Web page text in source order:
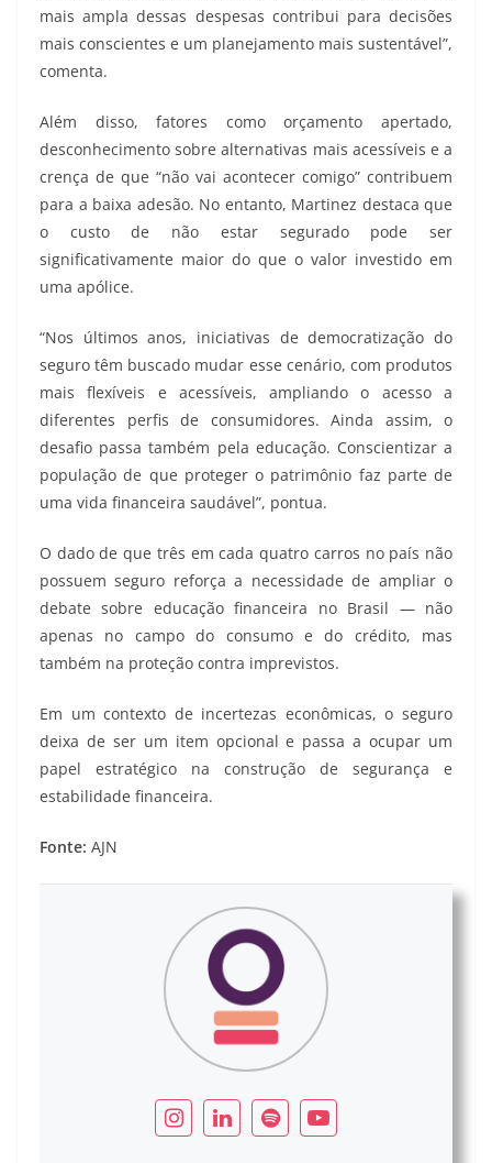
mais ampla dessas despesas contribui para decisões
mais conscientes e um planejamento mais sustentável”,
comenta.
Além disso, fatores como orçamento apertado,
desconhecimento sobre alternativas mais acessíveis e a
crença de que “não vai acontecer comigo” contribuem
para a baixa adesão. No entanto, Martinez destaca que
o custo de não estar segurado pode ser
significativamente maior do que o valor investido em
uma apólice.
“Nos últimos anos, iniciativas de democratização do
seguro têm buscado mudar esse cenário, com produtos
mais flexíveis e acessíveis, ampliando o acesso a
diferentes perfis de consumidores. Ainda assim, o
desafio passa também pela educação. Conscientizar a
população de que proteger o patrimônio faz parte de
uma vida financeira saudável”, pontua.
O dado de que três em cada quatro carros no país não
possuem seguro reforça a necessidade de ampliar o
debate sobre educação financeira no Brasil — não
apenas no campo do consumo e do crédito, mas
também na proteção contra imprevistos.
Em um contexto de incertezas econômicas, o seguro
deixa de ser um item opcional e passa a ocupar um
papel estratégico na construção de segurança e
estabilidade financeira.
Fonte: AJN